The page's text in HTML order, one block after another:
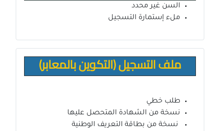
السن غير محدد
ملء إستمارة التسجيل
ملف التسجيل (التكوين بالمعابر)
طلب خطي
نسخة من الشهادة المتحصل عليها
نسخة من بطاقة التعريف الوطنية